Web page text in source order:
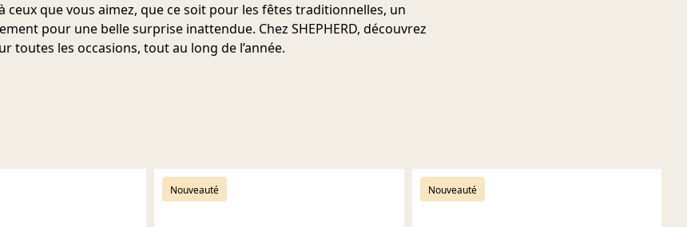
ceux que vous aimez, que ce soit pour les fêtes traditionnelles, un
pour une belle surprise inattendue. Chez SHEPHERD, découvrez
toutes les occasions, tout au long de l’année.
Nouveauté Nouveauté